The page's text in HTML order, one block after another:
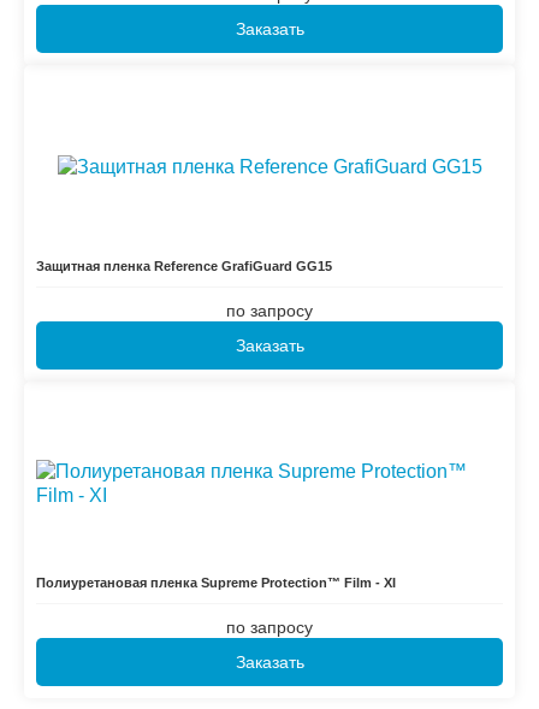
Заказать
Защитная пленка Reference GrafiGuard GG15
по запросу
Заказать
Полиуретановая пленка Supreme Protection™ Film - XI
по запросу
Заказать